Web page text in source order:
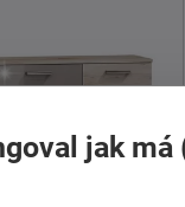
jak má